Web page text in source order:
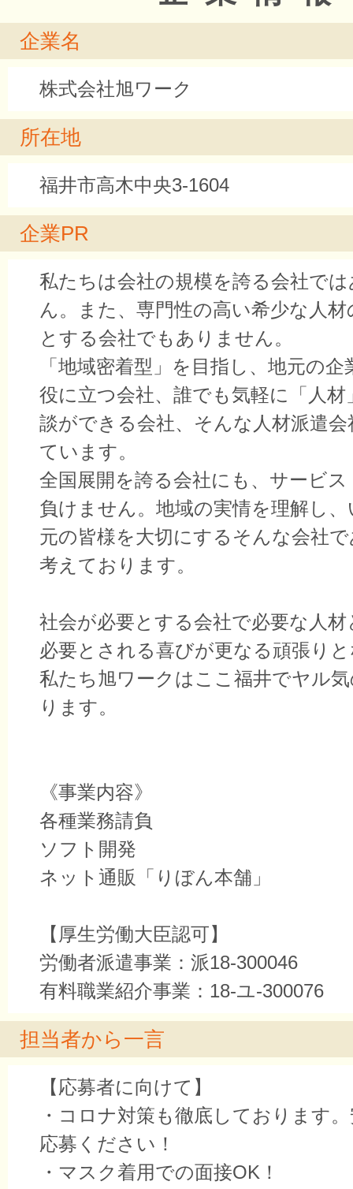
企業名
株式会社旭ワーク
所在地
福井市高木中央3-1604
企業PR
私たちは会社の規模を誇る会社で
ん。また、専門性の高い希少な人
とする会社でもありません。
「地域密着型」を目指し、地元の
役に立つ会社、誰でも気軽に「人
談ができる会社、そんな人材派遣
ています。
全国展開を誇る会社にも、サービ
負けません。地域の実情を理解し
元の皆様を大切にするそんな会社
考えております。
社会が必要とする会社で必要な人
必要とされる喜びが更なる頑張り
私たち旭ワークはここ福井でヤル
ります。
《事業内容》
各種業務請負
ソフト開発
ネット通販「りぼん本舗」
【厚生労働大臣認可】
労働者派遣事業：派18-300046
有料職業紹介事業：18-ユ-300076
担当者から一言
【応募者に向けて】
・コロナ対策も徹底しております
応募ください！
・マスク着用での面接OK！